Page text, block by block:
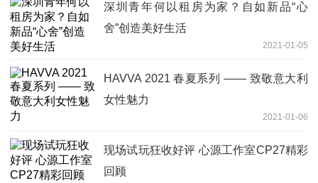
深圳青年何以租房为家？自如新品“心
舍”创造美好生活
2021-01-05
HAVVA 2021 春夏系列 —— 致敬意大利
女性魅力
2021-01-06
现场试玩狂收好评 心源工作室CP27精彩
回顾